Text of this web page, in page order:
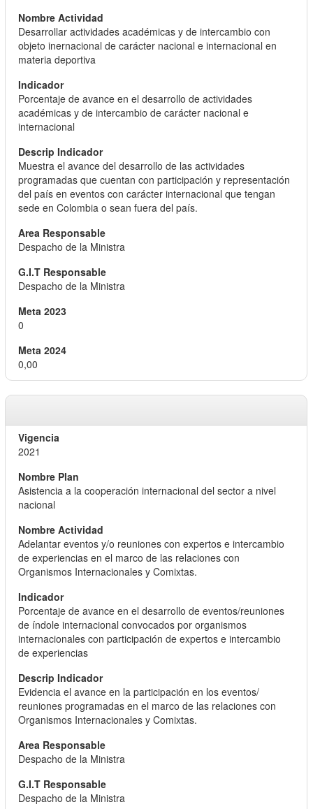
Desarrollar actividades académicas y de intercambio con
objeto inernacional de carácter nacional e internacional en
materia deportiva
Porcentaje de avance en el desarrollo de actividades
académicas y de intercambio de carácter nacional e
internacional
Muestra el avance del desarrollo de las actividades
programadas que cuentan con participación y representación
del país en eventos con carácter internacional que tengan
sede en Colombia o sean fuera del país.
Despacho de la Ministra
Despacho de la Ministra
0
0,00
2021
Asistencia a la cooperación internacional del sector a nivel
nacional
Adelantar eventos y/o reuniones con expertos e intercambio
de experiencias en el marco de las relaciones con
Organismos Internacionales y Comixtas.
Porcentaje de avance en el desarrollo de eventos/reuniones
de índole internacional convocados por organismos
internacionales con participación de expertos e intercambio
de experiencias
Evidencia el avance en la participación en los eventos/
reuniones programadas en el marco de las relaciones con
Organismos Internacionales y Comixtas.
Despacho de la Ministra
Despacho de la Ministra